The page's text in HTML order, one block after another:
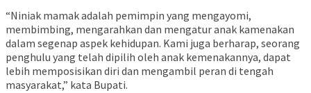
“Niniak mamak adalah pemimpin yang mengayomi,
membimbing, mengarahkan dan mengatur anak kamenakan
dalam segenap aspek kehidupan. Kami juga berharap, seorang
penghulu yang telah dipilih oleh anak kemenakannya, dapat
lebih memposisikan diri dan mengambil peran di tengah
masyarakat,” kata Bupati.